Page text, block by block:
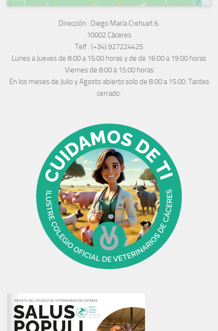
Dirección : Diego María Crehuet 6.
10002 Cáceres
Telf : (+34) 927224425
Lunes a Jueves de 8:00 a 15:00 horas y de de 16:00 a 19:00 horas
Viernes de 8:00 a 15:00 horas
En los meses de Julio y Agosto abierto solo de 8:00 a 15:00. Tardes
cerrado.